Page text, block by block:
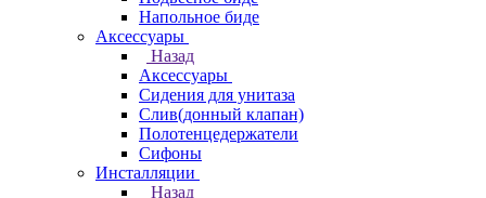
Напольное биде
Аксессуары
Назад
Аксессуары
Сидения для унитаза
Слив(донный клапан)
Полотенцедержатели
Сифоны
Инсталляции
Назад